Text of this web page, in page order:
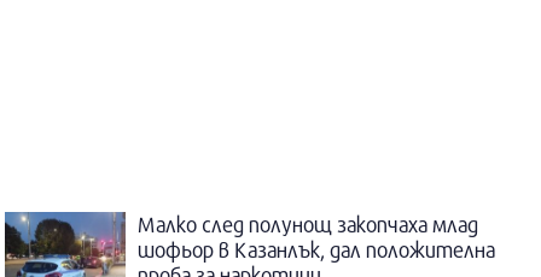
Малко след полунощ закопчаха млад
шофьор в Казанлък, дал положителна